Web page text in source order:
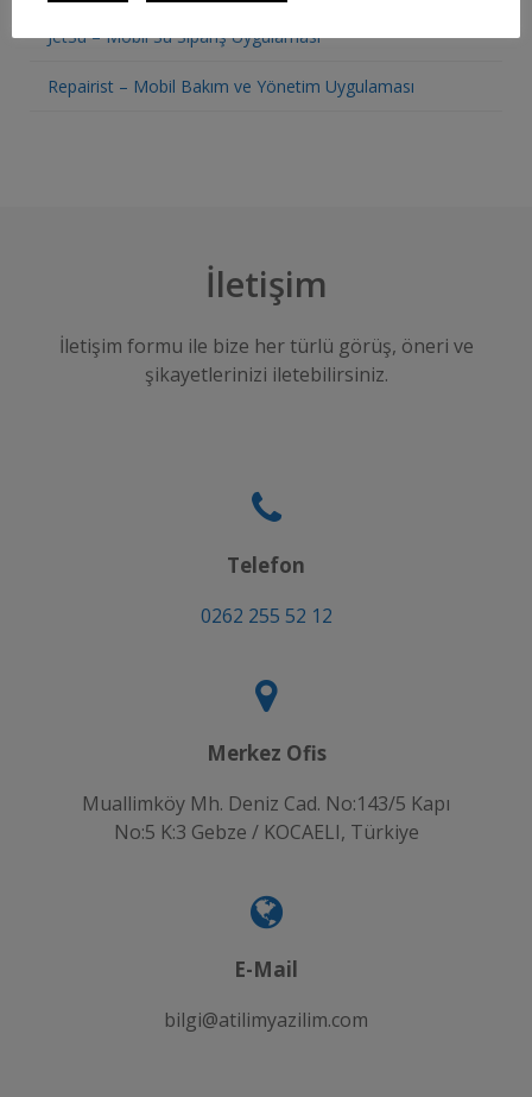
JetSu – Mobil Su Sipariş Uygulaması
Repairist – Mobil Bakım ve Yönetim Uygulaması
İletişim
İletişim formu ile bize her türlü görüş, öneri ve
şikayetlerinizi iletebilirsiniz.
Telefon
0262 255 52 12
Merkez Ofis
Muallimköy Mh. Deniz Cad. No:143/5 Kapı
No:5 K:3 Gebze / KOCAELI, Türkiye
E-Mail
bilgi@atilimyazilim.com